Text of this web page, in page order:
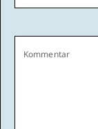
Kommentar